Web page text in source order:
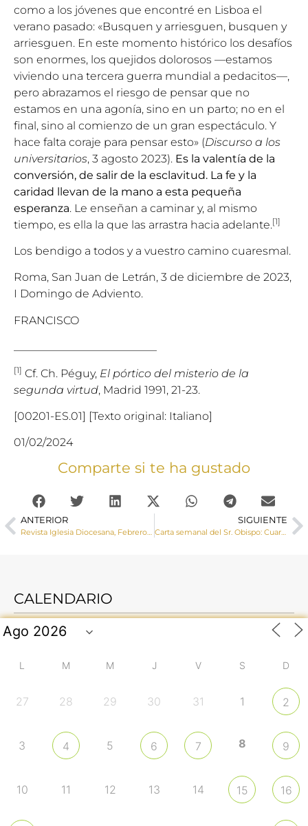
como a los jóvenes que encontré en Lisboa el
verano pasado: «Busquen y arriesguen, busquen y
arriesguen. En este momento histórico los desafíos
son enormes, los quejidos dolorosos —estamos
viviendo una tercera guerra mundial a pedacitos—,
pero abrazamos el riesgo de pensar que no
estamos en una agonía, sino en un parto; no en el
final, sino al comienzo de un gran espectáculo. Y
hace falta coraje para pensar esto» (Discurso a los
universitarios, 3 agosto 2023). Es la valentía de la
conversión, de salir de la esclavitud. La fe y la
caridad llevan de la mano a esta pequeña
esperanza. Le enseñan a caminar y, al mismo
tiempo, es ella la que las arrastra hacia adelante.[1]
Los bendigo a todos y a vuestro camino cuaresmal.
Roma, San Juan de Letrán, 3 de diciembre de 2023,
I Domingo de Adviento.
FRANCISCO
[1] Cf. Ch. Péguy, El pórtico del misterio de la
segunda virtud, Madrid 1991, 21-23.
[00201-ES.01] [Texto original: Italiano]
01/02/2024
Comparte si te ha gustado
ANTERIOR
Revista Iglesia Diocesana, Febrero 2024
SIGUIENTE
Carta semanal del Sr. Obispo: Cuaresma, ejercicio de libertad
CALENDARIO
L M M J V S D
27 28 29 30 31 1 2
3 4 5 6 7 8 9
10 11 12 13 14 15 16